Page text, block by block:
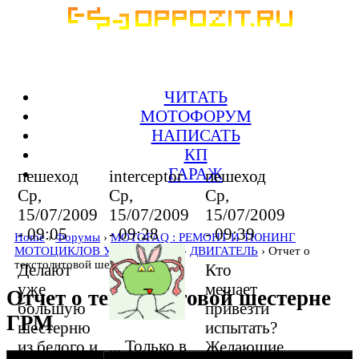
ЧИТАТЬ
МОТОФОРУМ
НАПИСАТЬ
КП
ГАРАЖ
Home›Форумы ›MOTOFAQ : РЕМОНТ И ТЮНИНГ
МОТОЦИКЛОВ УРАЛ, ДНЕПР
› ДВИГАТЕЛЬ › Отчет о
текстолитовой шестерне ГРМ
Отчет о текстолитовой шестерне
ГРМ
пешеход
Ср,
15/07/2009
- 09:05
Делают
уже
большую
шестерню
из белого и
interceptor
Ср,
15/07/2009
- 09:28
... Только в
пешеход
Ср,
15/07/2009
- 09:39
Кто
мешает
привезти
испытать?
Желающие